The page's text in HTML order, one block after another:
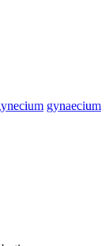
gynaecium